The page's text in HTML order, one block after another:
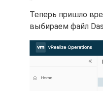
Теперь пришло
выбираем файл